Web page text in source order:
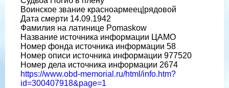
Воинское звание красноармеец|рядовой
Дата смерти 14.09.1942
Фамилия на латинице Pomaskow
Название источника информации ЦАМО
Номер фонда источника информации 58
Номер описи источника информации 977520
Номер дела источника информации 2674
https://www.obd-memorial.ru/html/info.htm?
id=300407918&page=1